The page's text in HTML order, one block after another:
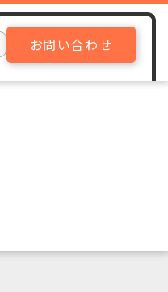
お問い合わせ